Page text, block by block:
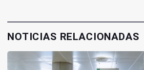
NOTICIAS RELACIONADAS